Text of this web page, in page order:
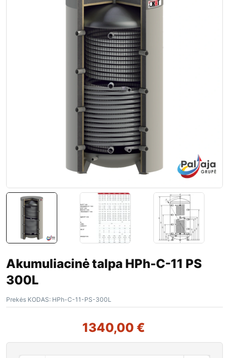
Akumuliacinė talpa HPh-C-11 PS
300L
Prekės KODAS: HPh-C-11-PS-300L
1340,00 €